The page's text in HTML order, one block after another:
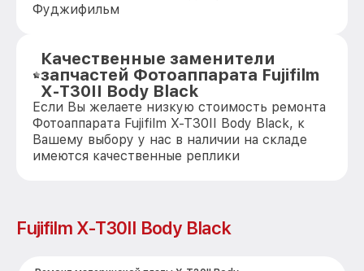
Фуджифильм
Качественные заменители
запчастей Фотоаппарата Fujifilm
X-T30II Body Black
Если Вы желаете низкую стоимость ремонта
Фотоаппарата Fujifilm X-T30II Body Black, к
Вашему выбору у нас в наличии на складе
имеются качественные реплики
Fujifilm X-T30II Body Black